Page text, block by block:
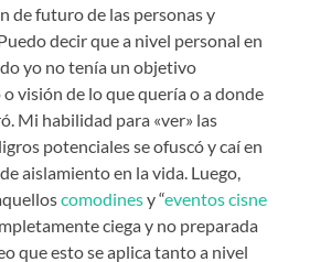
de futuro de las personas y
decir que a nivel personal en
yo no tenía un objetivo
visión de lo que quería o a donde
Mi habilidad para «ver» las
potenciales se ofuscó y caí en
aislamiento en la vida. Luego,
comodinesy “eventos cisne
ciega y no preparada
que esto se aplica tanto a nivel